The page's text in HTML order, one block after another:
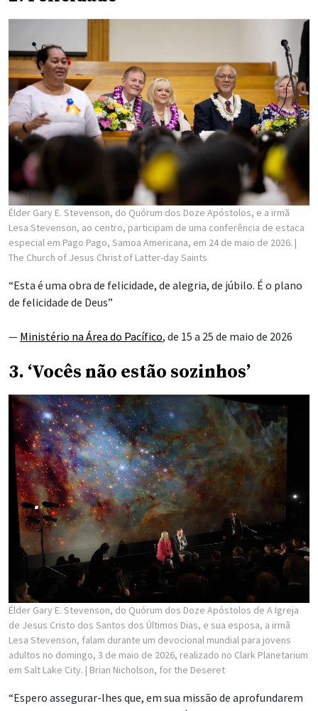
Élder Gary E. Stevenson, do Quórum dos Doze Apóstolos, e a irmã
Lesa Stevenson, ao centro, participam de uma conferência de estaca
especial em Pago Pago, Samoa Americana, em 24 de maio de 2026. |
The Church of Jesus Christ of Latter-day Saints
“Esta é uma obra de felicidade, de alegria, de júbilo. É o plano
de felicidade de Deus”
— Ministério na Área do Pacífico, de 15 a 25 de maio de 2026
3. ‘Vocês não estão sozinhos’
Élder Gary E. Stevenson, do Quórum dos Doze Apóstolos de A Igreja
de Jesus Cristo dos Santos dos Últimos Dias, e sua esposa, a irmã
Lesa Stevenson, falam durante um devocional mundial para jovens
adultos no domingo, 3 de maio de 2026, realizado no Clark Planetarium
em Salt Lake City. | Brian Nicholson, for the Deseret
“Espero assegurar-lhes que, em sua missão de aprofundarem